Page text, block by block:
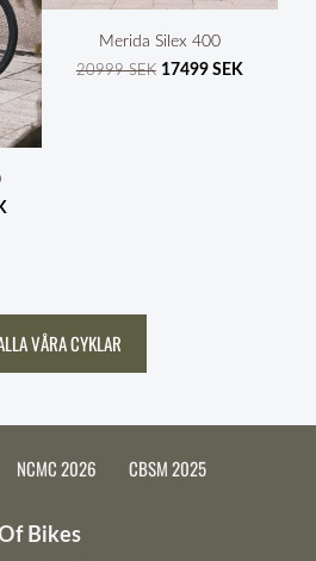
Merida Silex 400
20999 SEK 17499 SEK
VÅRA CYKLAR​
NCMC 2026 CBSM 2025
Bikes